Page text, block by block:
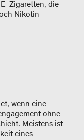
E-Zigaretten, die
Nikotin
wenn eine
ohne
Meistens ist
eines